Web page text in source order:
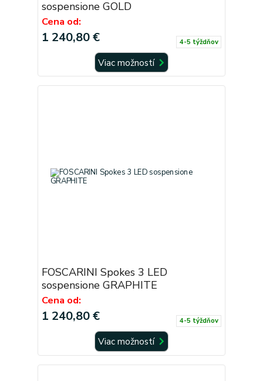
sospensione GOLD
Cena od:
1 240,80 € 4-5 týždňov
Viac možností
FOSCARINI Spokes 3 LED
sospensione GRAPHITE
Cena od:
1 240,80 € 4-5 týždňov
Viac možností